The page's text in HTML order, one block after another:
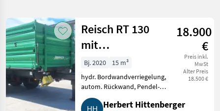
Kategorie 2 Land Filter
AKTUELLER
PFAD
Reisch
Rt 130
Zurücksetzen
Ergebnisse
anzeigen
Reisch RT 130
mit
Druckluftbremse
und Kamera
18.900
€
Preis inkl.
MwSt
Alter Preis
18.500 €
Bj. 2020
15 m³
hydr. Bordwandverriegelung,
autom. Rückwand, Pendel-
Bordwände, Anzahl Achsen:
Tandemachser, Kipper-Bauart:
Herbert Hittenberger